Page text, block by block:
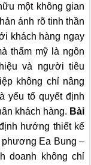
một không gian
ánh rõ tinh thần
khách hàng ngay
thẩm mỹ là ngôn
và người tiêu
không chỉ nâng
yếu tố quyết định
khách hàng. Bài
hướng thiết kế
Ea Bung –
doanh không chỉ